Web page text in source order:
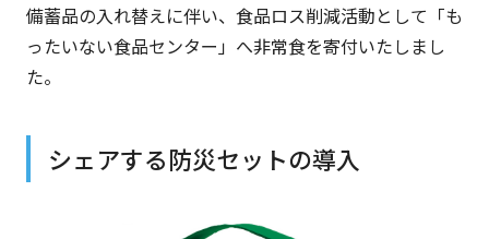
備蓄品の入れ替えに伴い、食品ロス削減活動として「も
ったいない食品センター」へ非常食を寄付いたしまし
た。
シェアする防災セットの導入